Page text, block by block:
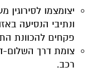
יצומצמו לסירוגין
ונתיבי הנסיעה
פקחים להכוונת
צומת דרך השלום-
רכב.